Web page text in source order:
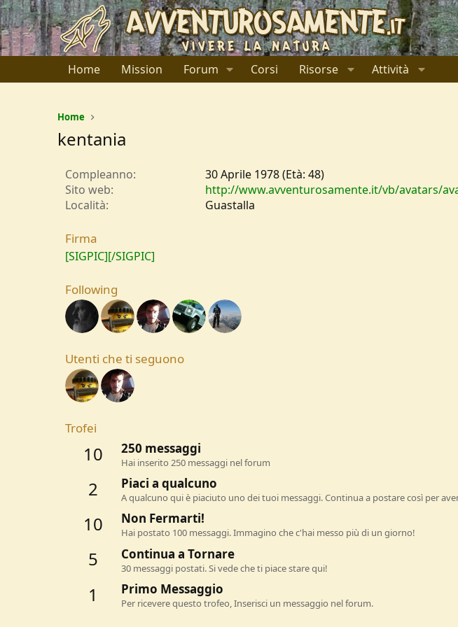
Home Mission Forum Corsi Risorse Attività
Home
kentania
Compleanno
30 Aprile 1978 (Età: 48)
Sito web
http://www.avventurosamente.it/vb/avatars/
Località
Guastalla
Firma
[SIGPIC][/SIGPIC]
Following
Utenti che ti seguono
Trofei
10 250 messaggi
Hai inserito 250 messaggi nel forum
2 Piaci a qualcuno
A qualcuno qui è piaciuto uno dei tuoi messaggi. Continua a postare così per
10 Non Fermarti!
Hai postato 100 messaggi. Immagino che c'hai messo più di un giorno!
5 Continua a Tornare
30 messaggi postati. Si vede che ti piace stare qui!
1 Primo Messaggio
Per ricevere questo trofeo, Inserisci un messaggio nel forum.